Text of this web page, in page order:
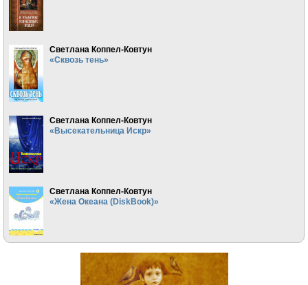
Светлана Коппел-Ковтун
«Сквозь тень»
Светлана Коппел-Ковтун
«Высекательница Искр»
Светлана Коппел-Ковтун
«Жена Океана (DiskBook)»